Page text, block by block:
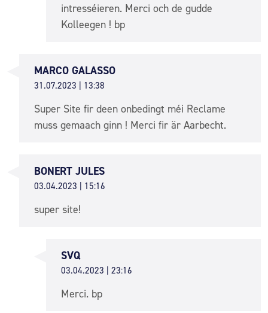
intresséieren. Merci och de gudde
Kolleegen ! bp
MARCO GALASSO
31.07.2023 | 13:38
Super Site fir deen onbedingt méi Reclame
muss gemaach ginn ! Merci fir är Aarbecht.
BONERT JULES
03.04.2023 | 15:16
super site!
SVQ
03.04.2023 | 23:16
Merci. bp